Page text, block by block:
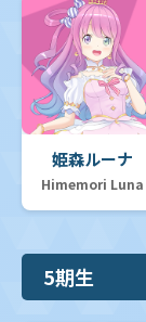
姫森ルーナ
Himemori Luna
5期生